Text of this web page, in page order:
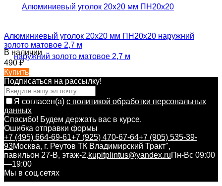
Алюминиевый уголок 20х20 мм ПН20х20 наружний
золото матовое 2,7 м
В наличии
490₽
Купить
Подписаться на рассылкy!
Я согласен(a) с политикой обработки персональных
данных
Спасибо! Будем держать вас в курсе.
Ошибка отправки формы
+7 (495) 664-69-61+7 (925) 470-67-64+7 (905) 535-39-
93Москва, г. Реутов ТК Владимирский Тракт",
павильон 27-В, этаж-2.kupitplintus@yandex.ruПн-Вс 09:00
—19:00
Мы в соц.сетях